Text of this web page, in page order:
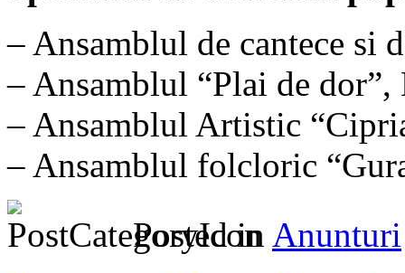
– Ansamblul de cantece si
– Ansamblul “Plai de
– Ansamblul Artistic
– Ansamblul folcloric
Posted in Anunturi